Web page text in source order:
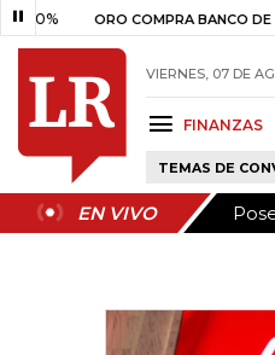
ORO COMPRA BANCO DE LA
VIERNES, 07 DE
FINANZAS
TEMAS DE
EN VIVO
EN VIVO